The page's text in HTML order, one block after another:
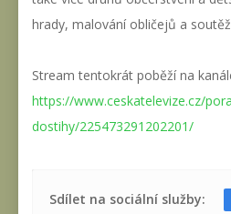
hrady, malování obličejů a
Stream tentokrát poběží na
https://www.ceskatelevize.cz/
dostihy/225473291202201/
Sdílet na sociální služby: